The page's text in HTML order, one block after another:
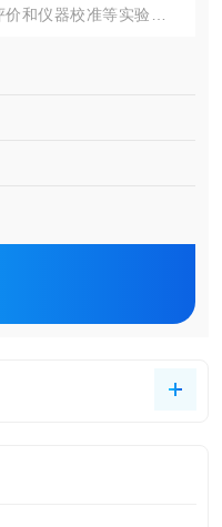
和仪器校准等实验室质